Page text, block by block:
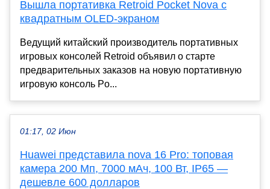
Вышла портативка Retroid Pocket Nova с
квадратным OLED‑экраном
Ведущий китайский производитель портативных
игровых консолей Retroid объявил о старте
предварительных заказов на новую портативную
игровую консоль Po...
01:17, 02 Июн
Huawei представила nova 16 Pro: топовая
камера 200 Мп, 7000 мАч, 100 Вт, IP65 —
дешевле 600 долларов